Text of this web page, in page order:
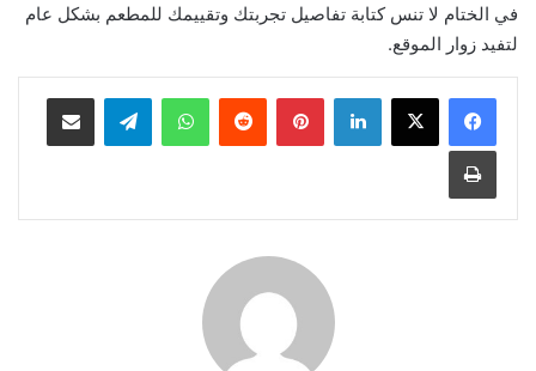
في الختام لا تنس كتابة تفاصيل تجربتك وتقييمك للمطعم بشكل عام
لتفيد زوار الموقع.
لينكدإن بينتيريست واتساب تيلقرام مشاركة عبر البريد
طباعة